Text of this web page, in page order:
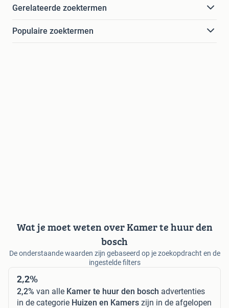
Gerelateerde zoektermen
Populaire zoektermen
Wat je moet weten over Kamer te huur den
bosch
De onderstaande waarden zijn gebaseerd op je zoekopdracht en de
ingestelde filters
2,2%
2,2% van alle Kamer te huur den bosch advertenties
in de categorie Huizen en Kamers zijn in de afgelopen